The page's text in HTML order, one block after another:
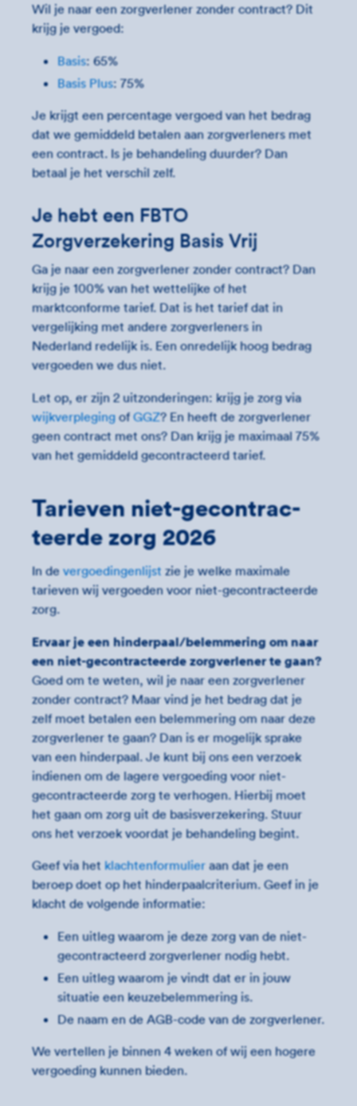
Wil je naar een zorgverlener zonder contract? Dit
krijg je vergoed:
Basis: 65%
Basis Plus: 75%
Je krijgt een percentage vergoed van het bedrag
dat we gemiddeld betalen aan zorgverleners met
een contract. Is je behandeling duurder? Dan
betaal je het verschil zelf.
Je hebt een FBTO
Zorgverzekering Basis Vrij
Ga je naar een zorgverlener zonder contract? Dan
krijg je 100% van het wettelijke of het
marktconforme tarief. Dat is het tarief dat in
vergelijking met andere zorgverleners in
Nederland redelijk is. Een onredelijk hoog bedrag
vergoeden we dus niet.
Let op, er zijn 2 uitzonderingen: krijg je zorg via
wijkverplegingofGGZ? En heeft de zorgverlener
geen contract met ons? Dan krijg je maximaal 75%
van het gemiddeld gecontracteerd tarief.
Tarieven niet-gecontrac­
teerde zorg 2026
In devergoedingenlijst zie je welke maximale
tarieven wij vergoeden voor niet-gecontracteerde
zorg.
Ervaar je een hinderpaal/belemmering om naar
een niet-gecontracteerde zorgverlener te gaan?
Goed om te weten, wil je naar een zorgverlener
zonder contract? Maar vind je het bedrag dat je
zelf moet betalen een belemmering om naar deze
zorgverlener te gaan? Dan is er mogelijk sprake
van een hinderpaal. Je kunt bij ons een verzoek
indienen om de lagere vergoeding voor niet-
gecontracteerde zorg te verhogen. Hierbij moet
het gaan om zorg uit de basisverzekering. Stuur
ons het verzoek voordat je behandeling begint.
Geef via hetklachtenformulier aan dat je een
beroep doet op het hinderpaal­criterium. Geef in je
klacht de volgende informatie:
Een uitleg waarom je deze zorg van de niet-
gecontracteerd zorgverlener nodig hebt.
Een uitleg waarom je vindt dat er in jouw
situatie een keuze­belemmering is.
De naam en de AGB-code van de zorgverlener.
We vertellen je binnen 4 weken of wij een hogere
vergoeding kunnen bieden.